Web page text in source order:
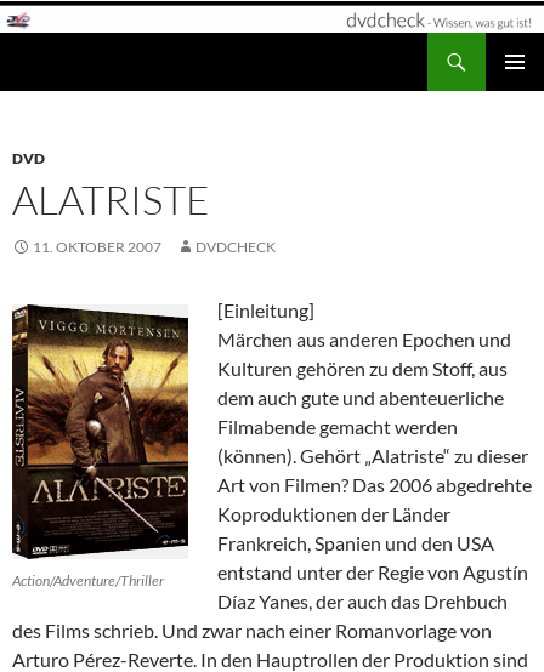
Zum
DVD
ALATRISTE
11. OKTOBER 2007 DVDCHECK
Action/Adventure/Thriller
[Einleitung]
Märchen aus anderen Epochen und
Kulturen gehören zu dem Stoff, aus
dem auch gute und abenteuerliche
Filmabende gemacht werden
(können). Gehört „Alatriste“ zu dieser
Art von Filmen? Das 2006 abgedrehte
Koproduktionen der Länder
Frankreich, Spanien und den USA
entstand unter der Regie von Agustín
Díaz Yanes, der auch das Drehbuch
des Films schrieb. Und zwar nach einer Romanvorlage von
Arturo Pérez-Reverte. In den Hauptrollen der Produktion sind